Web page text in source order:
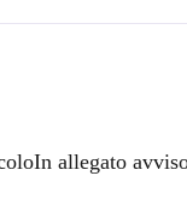
allegato